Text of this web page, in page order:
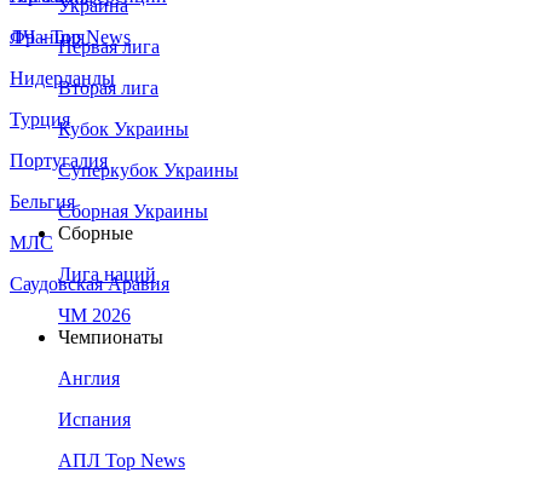
Франция
Нидерланды
Турция
Португалия
Бельгия
МЛС
Саудовская Аравия
ЛЧ - Top News
Украина
Первая лига
Вторая лига
Кубок Украины
Суперкубок Украины
Сборная Украины
Сборные
Лига наций
ЧМ 2026
Чемпионаты
Англия
Испания
АПЛ Top News